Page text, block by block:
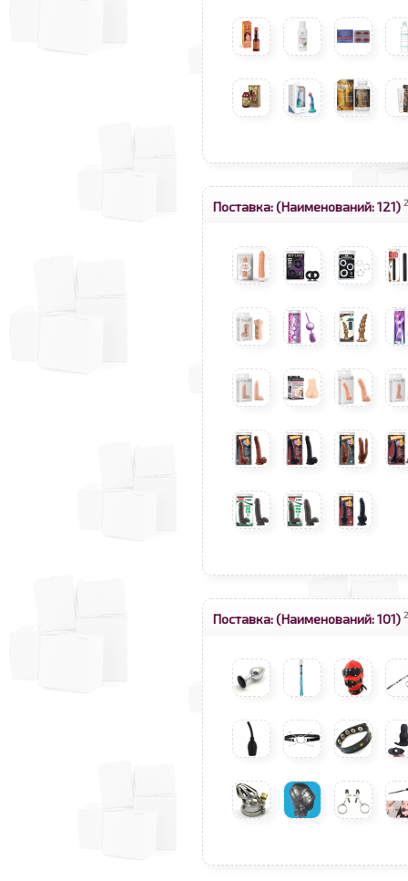
Поставка:(Наименований: 121)
Поставка:(Наименований: 101)